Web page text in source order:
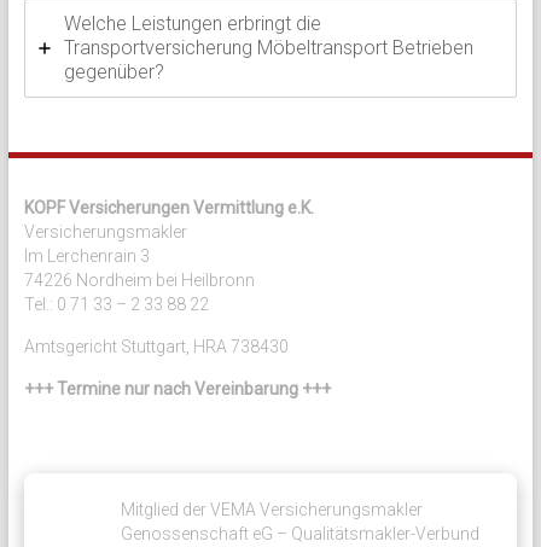
Welche Leistungen erbringt die
Transportversicherung Möbeltransport Betrieben
gegenüber?
KOPF Versicherungen Vermittlung e.K.
Versicherungsmakler
Im Lerchenrain 3
74226 Nordheim bei Heilbronn
Tel.: 0 71 33 – 2 33 88 22
Amtsgericht Stuttgart, HRA 738430
+++ Termine nur nach Vereinbarung +++
Mitglied der VEMA Versicherungsmakler
Genossenschaft eG – Qualitätsmakler-Verbund